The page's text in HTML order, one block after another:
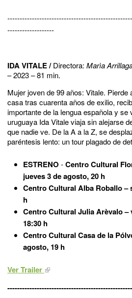
-------------------
IDA VITALE /Directora: Marìa
– 2023 – 81 min.
Mujer joven de 99 años: Vitale.
casa tras cuarenta años de exilio,
importante de la lengua española y se
uruguaya Ida Vitale viaja sin alejarse
que nadie ve. De la A a la Z, se
paréntesis lento: un tour plagado de
ESTRENO -Centro Cultural
jueves 3 de agosto, 20 h
Centro Cultural Alba Roballo –
h
Centro Cultural Julia Arèvalo –
18:30 h
Centro Cultural Casa de la
agosto, 19 h
Ver Trailer